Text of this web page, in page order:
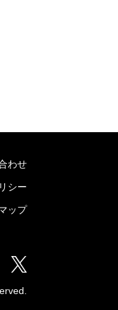
わせ
シー
ップ